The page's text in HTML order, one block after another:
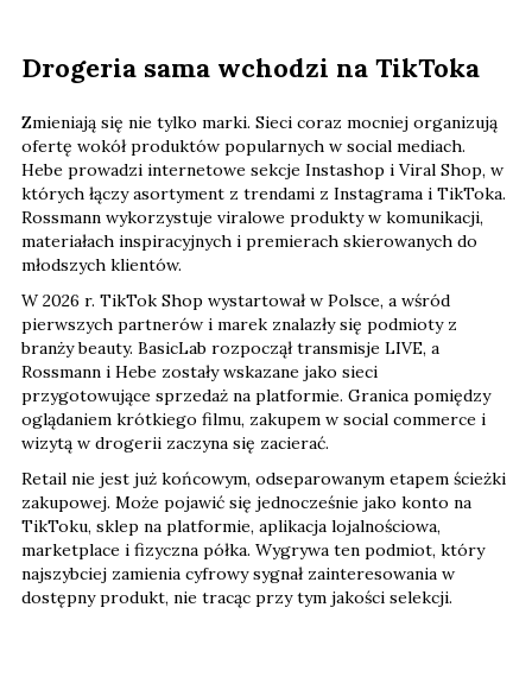
Drogeria sama wchodzi na TikToka
Zmieniają się nie tylko marki. Sieci coraz mocniej organizują
ofertę wokół produktów popularnych w social mediach.
Hebe prowadzi internetowe sekcje Instashop i Viral Shop, w
których łączy asortyment z trendami z Instagrama i TikToka.
Rossmann wykorzystuje viralowe produkty w komunikacji,
materiałach inspiracyjnych i premierach skierowanych do
młodszych klientów.
W 2026 r. TikTok Shop wystartował w Polsce, a wśród
pierwszych partnerów i marek znalazły się podmioty z
branży beauty. BasicLab rozpoczął transmisje LIVE, a
Rossmann i Hebe zostały wskazane jako sieci
przygotowujące sprzedaż na platformie. Granica pomiędzy
oglądaniem krótkiego filmu, zakupem w social commerce i
wizytą w drogerii zaczyna się zacierać.
Retail nie jest już końcowym, odseparowanym etapem ścieżki
zakupowej. Może pojawić się jednocześnie jako konto na
TikToku, sklep na platformie, aplikacja lojalnościowa,
marketplace i fizyczna półka. Wygrywa ten podmiot, który
najszybciej zamienia cyfrowy sygnał zainteresowania w
dostępny produkt, nie tracąc przy tym jakości selekcji.